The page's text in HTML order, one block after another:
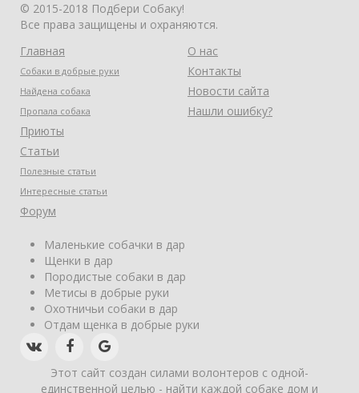
© 2015-2018 Подбери Собаку!
Все права защищены и охраняются.
Главная
Собаки в добрые руки
Найдена собака
Пропала собака
Приюты
Статьи
Полезные статьи
Интересные статьи
Форум
О нас
Контакты
Новости сайта
Нашли ошибку?
Маленькие собачки в дар
Щенки в дар
Породистые собаки в дар
Метисы в добрые руки
Охотничьи собаки в дар
Отдам щенка в добрые руки
Этот сайт создан силами волонтеров с одной-
единственной целью - найти каждой собаке дом и